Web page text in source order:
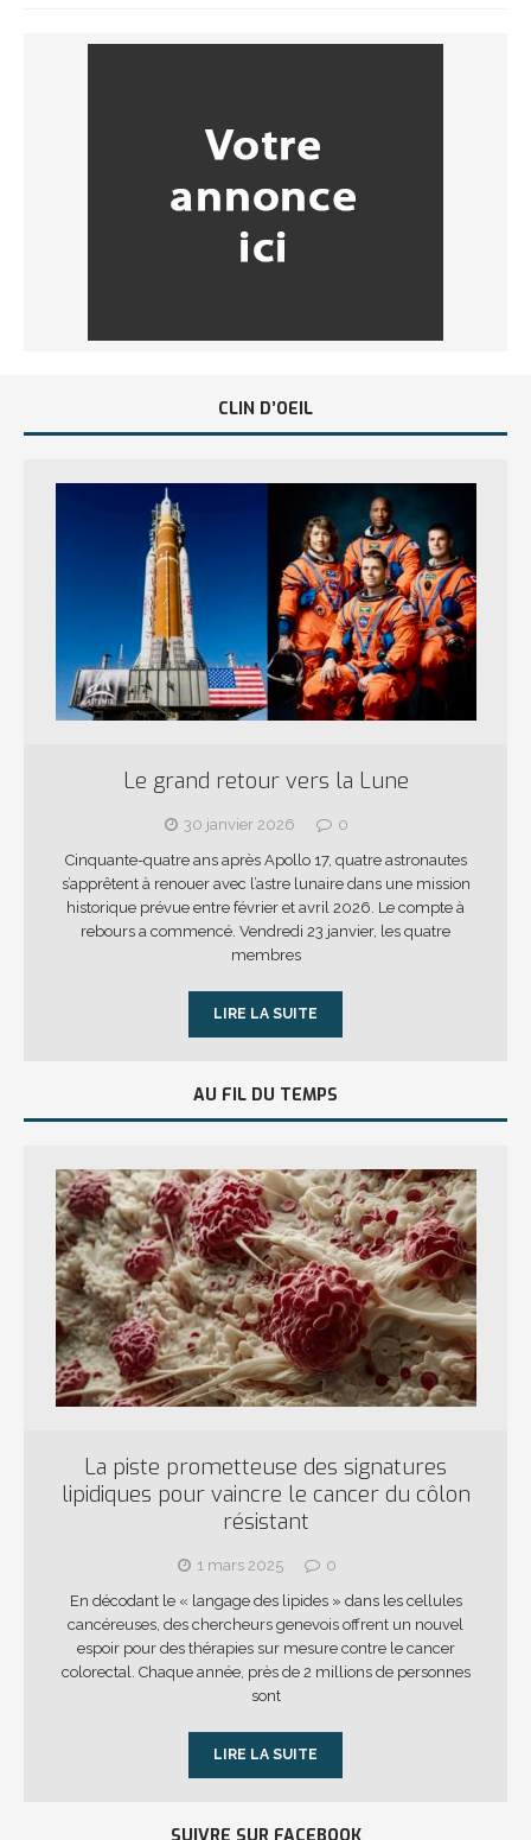
CLIN D’OEIL
Le grand retour vers la Lune
30 janvier 2026
0
Cinquante-quatre ans après Apollo 17, quatre astronautes
s’apprêtent à renouer avec l’astre lunaire dans une mission
historique prévue entre février et avril 2026. Le compte à
rebours a commencé. Vendredi 23 janvier, les quatre
membres
LIRE LA SUITE
AU FIL DU TEMPS
La piste prometteuse des signatures
lipidiques pour vaincre le cancer du côlon
résistant
1 mars 2025
0
En décodant le « langage des lipides » dans les cellules
cancéreuses, des chercheurs genevois offrent un nouvel
espoir pour des thérapies sur mesure contre le cancer
colorectal. Chaque année, près de 2 millions de personnes
sont
LIRE LA SUITE